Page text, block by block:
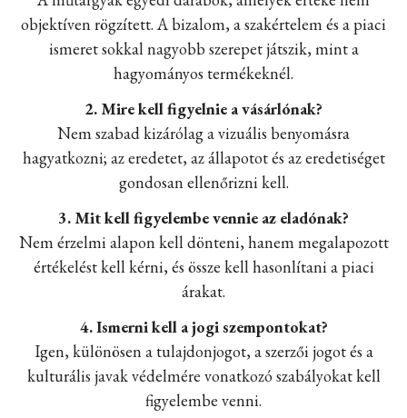
objektíven rögzített. A bizalom, a szakértelem és a piaci
ismeret sokkal nagyobb szerepet játszik, mint a
hagyományos termékeknél.
2. Mire kell figyelnie a vásárlónak?
Nem szabad kizárólag a vizuális benyomásra
hagyatkozni; az eredetet, az állapotot és az eredetiséget
gondosan ellenőrizni kell.
3. Mit kell figyelembe vennie az eladónak?
Nem érzelmi alapon kell dönteni, hanem megalapozott
értékelést kell kérni, és össze kell hasonlítani a piaci
árakat.
4. Ismerni kell a jogi szempontokat?
Igen, különösen a tulajdonjogot, a szerzői jogot és a
kulturális javak védelmére vonatkozó szabályokat kell
figyelembe venni.